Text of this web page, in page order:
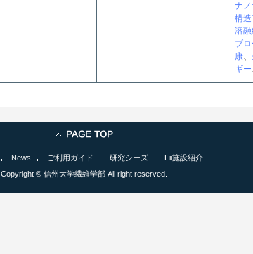
ナ
構
溶
ブロ
康、
ギー
News ご利用ガイド 研究シーズ
Fii施設紹介
Copyright © 信州大学繊維学部 All right reserved.